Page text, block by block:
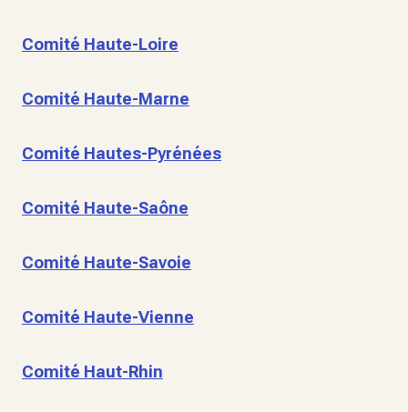
Comité Haute-Loire
Comité Haute-Marne
Comité Hautes-Pyrénées
Comité Haute-Saône
Comité Haute-Savoie
Comité Haute-Vienne
Comité Haut-Rhin